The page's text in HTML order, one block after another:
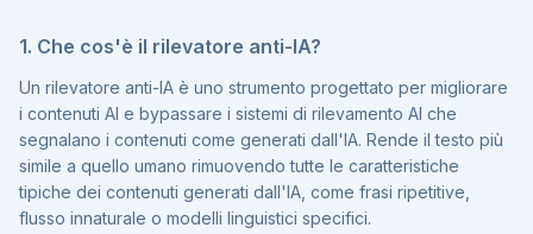
1. Che cos'è il rilevatore anti-IA?
Un rilevatore anti-IA è uno strumento progettato per migliorare
i contenuti AI e bypassare i sistemi di rilevamento AI che
segnalano i contenuti come generati dall'IA. Rende il testo più
simile a quello umano rimuovendo tutte le caratteristiche
tipiche dei contenuti generati dall'IA, come frasi ripetitive,
flusso innaturale o modelli linguistici specifici.